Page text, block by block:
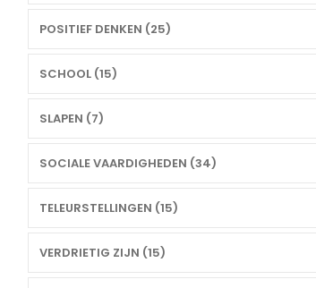
POSITIEF DENKEN (25)
SCHOOL (15)
SLAPEN (7)
SOCIALE VAARDIGHEDEN (34)
TELEURSTELLINGEN (15)
VERDRIETIG ZIJN (15)